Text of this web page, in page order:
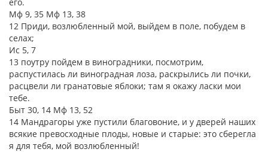
Мф 9, 35 Мф 13, 38
12 Приди, возлюбленный мой, выйдем в поле, побудем в
селах;
Ис 5, 7
13 поутру пойдем в виноградники, посмотрим,
распустилась ли виноградная лоза, раскрылись ли почки,
расцвели ли гранатовые яблоки; там я окажу ласки мои
тебе.
Быт 30, 14 Мф 13, 52
14 Мандрагоры уже пустили благовоние, и у дверей наших
всякие превосходные плоды, новые и старые: это сберегла
я для тебя, мой возлюбленный!